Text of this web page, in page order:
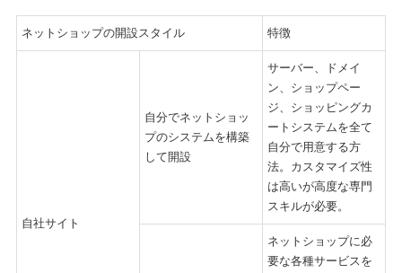
ネットショップの開設スタイル 特徴
自社サイト
自分でネットショッ
プのシステムを構築
して開設
サーバー、ドメイ
ン、ショップペー
ジ、ショッピングカ
ートシステムを全て
自分で用意する方
法。カスタマイズ性
は高いが高度な専門
スキルが必要。
ネットショップに必
要な各種サービスを